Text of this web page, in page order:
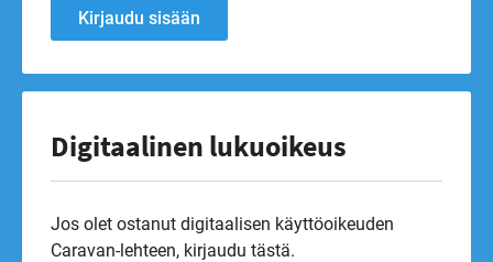
Kirjaudu sisään
Digitaalinen lukuoikeus
Jos olet ostanut digitaalisen käyttöoikeuden
Caravan-lehteen, kirjaudu tästä.